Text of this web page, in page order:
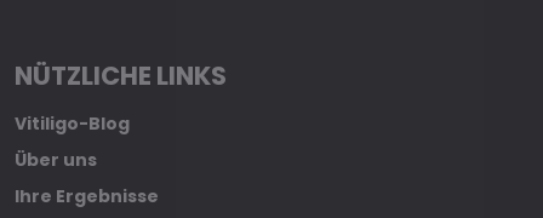
NÜTZLICHE LINKS
Vitiligo-Blog
Über uns
Ihre Ergebnisse